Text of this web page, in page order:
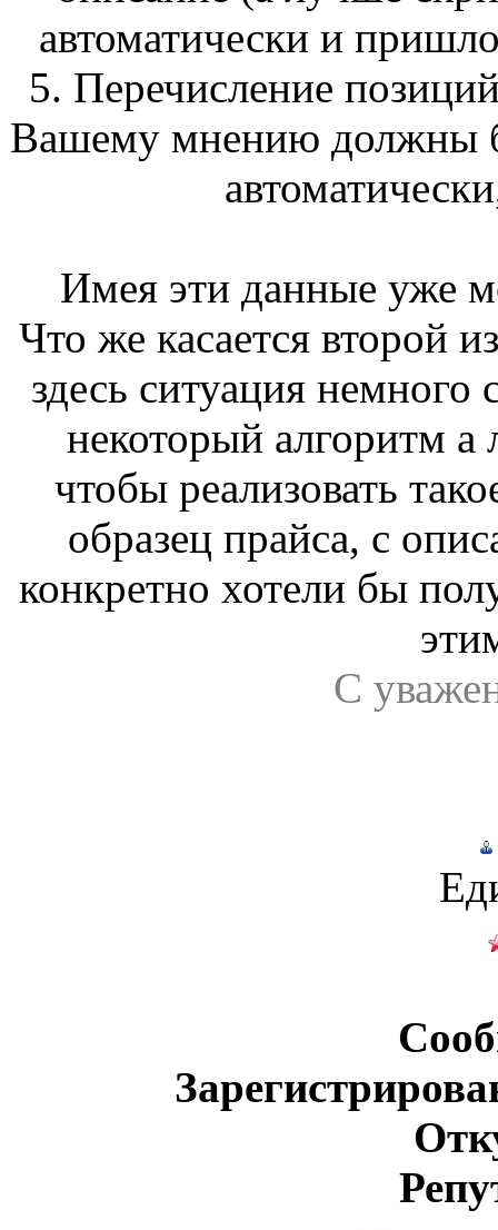
автоматически и
5. Перечисление
Вашему мнению должны
Имея эти данные уже
Что же касается второй
здесь ситуация
некоторый алгоритм а
чтобы реализовать
образец прайса, с
конкретно хотели бы
С